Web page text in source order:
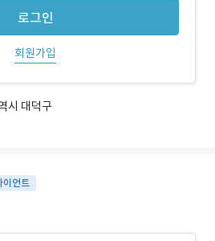
로그인
회원가입
시 대덕구
이언트